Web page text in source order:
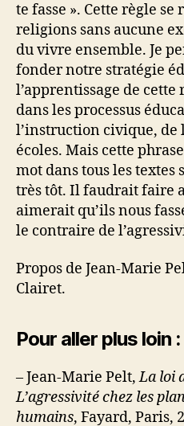
te fasse ». Cette règle
religions sans aucune
du vivre ensemble. Je
fonder notre stratégie
l’apprentissage de
dans les processus
l’instruction civique, de
écoles. Mais cette
mot dans tous les textes
très tôt. Il faudrait faire
aimerait qu’ils nous
le contraire de
Propos de Jean-Marie
Clairet.
Pour aller plus loin :
– Jean-Marie Pelt,La loi
L’agressivité chez les
humains, Fayard, Paris,